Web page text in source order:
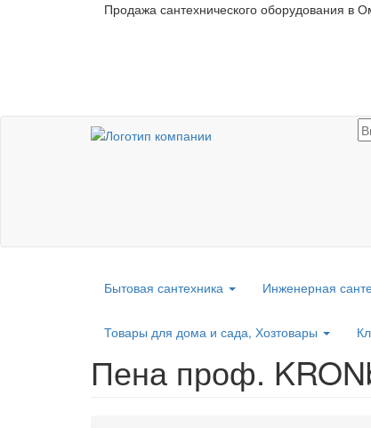
Продажа сантехнического оборудования в
Бытовая сантехника Инженерная
Товары для дома и сада, Хозтовары
Пена проф.